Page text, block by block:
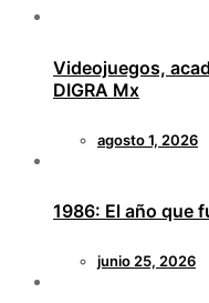
Videojuegos,
DIGRA Mx
agosto 1, 2026
1986: El año que
junio 25, 2026